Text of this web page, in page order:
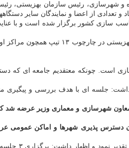
و شهرسازی، رئیس سازمان بهزیستی،
تعدادی از اعضا و نمایندگان سایر
ستاد هماهنگی و پیگیری مناسب سازی کشور برگزار شده
وی با اشاره به اینکه ۹ میلیون و ۷۰۰ هزار نفر معادل ۱۰ درصد جمعیت کشور
است. چونکه معتقدیم جامعه ای که
داشت: جلسه ای با هدف بررسی و
معاون شهرسازی و معماری وزیر عرضه
دسترس پذیری شهرها و اماکن عمومی